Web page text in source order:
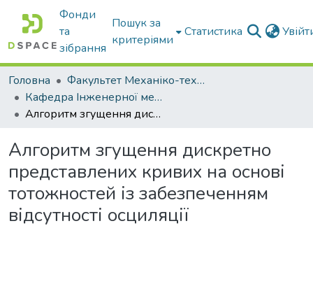
Фонди
та
зібрання
Пошук за
критеріями
Статистика
Головна
Факультет Механіко-технологічний
Кафедра Інженерної механіки та комп'ютерного проектування
Алгоритм згущення дискретно представлених кривих на основі тотожностей із забезпеченням відсутності осциляції
Алгоритм згущення дискретно
представлених кривих на основі
тотожностей із забезпеченням
відсутності осциляції